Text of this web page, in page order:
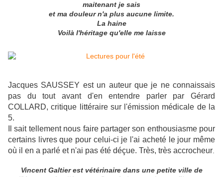
maitenant je sais
et ma douleur n'a plus aucune limite.
La haine
Voilà l'héritage qu'elle me laisse
Jacques SAUSSEY est un auteur que je ne connaissais
pas du tout avant d'en entendre parler par Gérard
COLLARD, critique littéraire sur l'émission médicale de la
5.
Il sait tellement nous faire partager son enthousiasme pour
certains livres que pour celui-ci je l'ai acheté le jour même
où il en a parlé et n'ai pas été déçue. Très, très accrocheur
Vincent Galtier est vétérinaire dans une petite ville de